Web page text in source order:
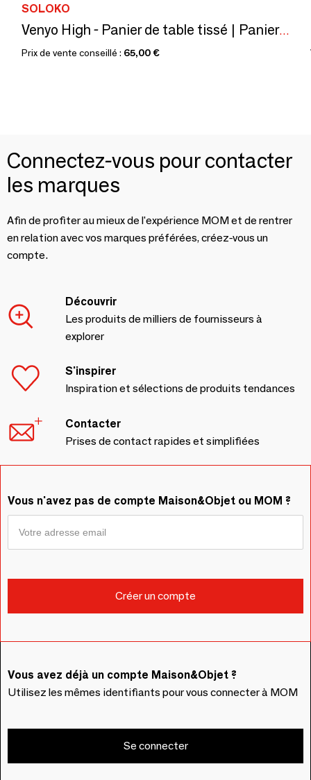
SOLOKO
Venyo High - Panier de table tissé | Panier à fruits + à pain | Rouge
Prix de vente conseillé : 65,00 €
Connectez-vous pour contacter
les marques
Afin de profiter au mieux de l'expérience MOM et de rentrer
en relation avec vos marques préférées, créez-vous un
compte.
Découvrir
Les produits de milliers de fournisseurs à
explorer
S'inspirer
Inspiration et sélections de produits tendances
Contacter
Prises de contact rapides et simplifiées
Vous n'avez pas de compte Maison&Objet ou MOM ?
Vous avez déjà un compte Maison&Objet ?
Utilisez les mêmes identifiants pour vous connecter à MOM
Se connecter